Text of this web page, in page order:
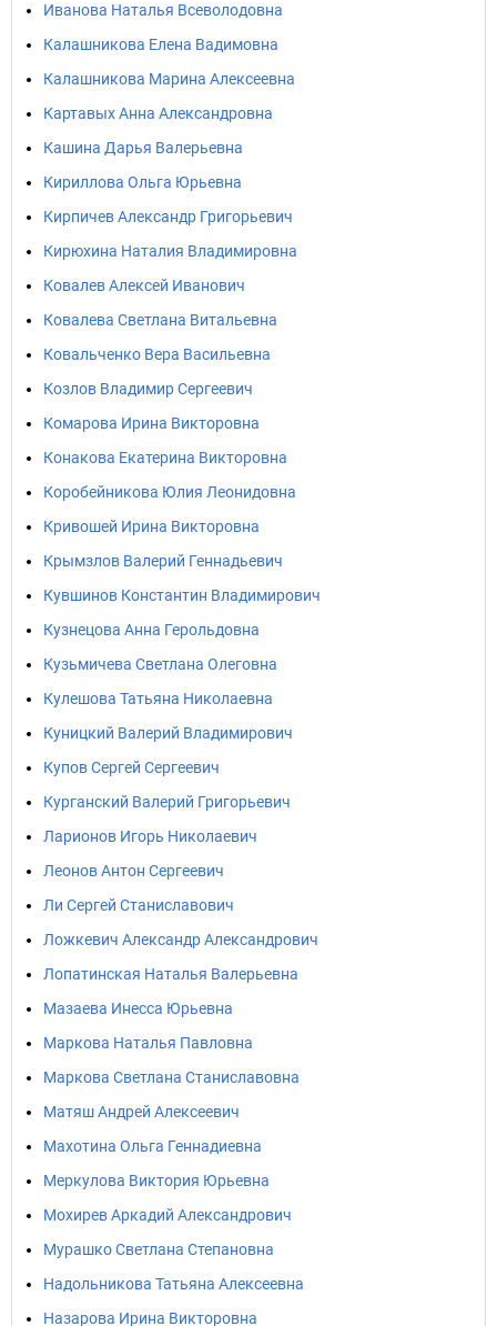
Иванова Наталья Всеволодовна
Калашникова Елена Вадимовна
Калашникова Марина Алексеевна
Картавых Анна Александровна
Кашина Дарья Валерьевна
Кириллова Ольга Юрьевна
Кирпичев Александр Григорьевич
Кирюхина Наталия Владимировна
Ковалев Алексей Иванович
Ковалева Светлана Витальевна
Ковальченко Вера Васильевна
Козлов Владимир Сергеевич
Комарова Ирина Викторовна
Конакова Екатерина Викторовна
Коробейникова Юлия Леонидовна
Кривошей Ирина Викторовна
Крымзлов Валерий Геннадьевич
Кувшинов Константин Владимирович
Кузнецова Анна Герольдовна
Кузьмичева Светлана Олеговна
Кулешова Татьяна Николаевна
Куницкий Валерий Владимирович
Купов Сергей Сергеевич
Курганский Валерий Григорьевич
Ларионов Игорь Николаевич
Леонов Антон Сергеевич
Ли Сергей Станиславович
Ложкевич Александр Александрович
Лопатинская Наталья Валерьевна
Мазаева Инесса Юрьевна
Маркова Наталья Павловна
Маркова Светлана Станиславовна
Матяш Андрей Алексеевич
Махотина Ольга Геннадиевна
Меркулова Виктория Юрьевна
Мохирев Аркадий Александрович
Мурашко Светлана Степановна
Надольникова Татьяна Алексеевна
Назарова Ирина Викторовна